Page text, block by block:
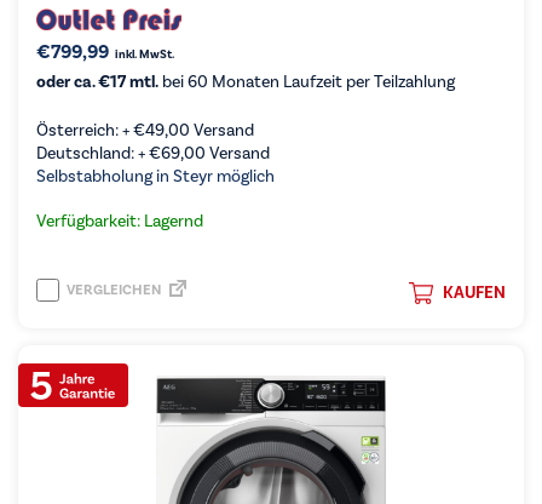
€799,99 inkl. MwSt.
oder ca. €17 mtl. bei 60 Monaten Laufzeit per Teilzahlung
Österreich: +€49,00 Versand
Deutschland: +€69,00 Versand
Selbstabholung in Steyr möglich
Verfügbarkeit: Lagernd
KAUFEN
VERGLEICHEN